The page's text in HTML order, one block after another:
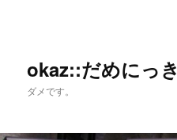
okaz::だめにっき
ダメです。